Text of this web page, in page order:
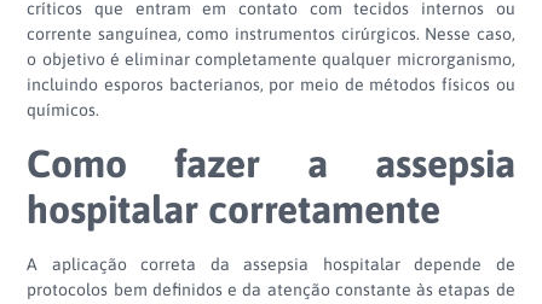
críticos que entram em contato com tecidos internos ou
corrente sanguínea, como instrumentos cirúrgicos. Nesse caso,
o objetivo é eliminar completamente qualquer microrganismo,
incluindo esporos bacterianos, por meio de métodos físicos ou
químicos.
Como fazer a assepsia
hospitalar corretamente
A aplicação correta da assepsia hospitalar depende de
protocolos bem definidos e da atenção constante às etapas de